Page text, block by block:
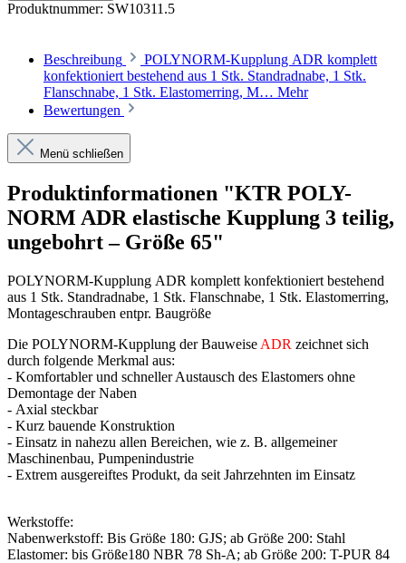
Produktnummer: SW10311.5
Beschreibung
POLYNORM-Kupplung ADR komplett
konfektioniert bestehend aus 1 Stk. Standradnabe, 1 Stk.
Flanschnabe, 1 Stk. Elastomerring, M… Mehr
Bewertungen
Menü schließen
Produktinformationen "KTR POLY-
NORM ADR elastische Kupplung 3 teilig,
ungebohrt – Größe 65"
POLYNORM-Kupplung ADR komplett konfektioniert bestehend
aus 1 Stk. Standradnabe, 1 Stk. Flanschnabe, 1 Stk. Elastomerring,
Montageschrauben entpr. Baugröße
Die POLYNORM-Kupplung der Bauweise ADR zeichnet sich
durch folgende Merkmal aus:
- Komfortabler und schneller Austausch des Elastomers ohne
Demontage der Naben
- Axial steckbar
- Kurz bauende Konstruktion
- Einsatz in nahezu allen Bereichen, wie z. B. allgemeiner
Maschinenbau, Pumpenindustrie
- Extrem ausgereiftes Produkt, da seit Jahrzehnten im Einsatz
Werkstoffe:
Nabenwerkstoff: Bis Größe 180: GJS; ab Größe 200: Stahl
Elastomer: bis Größe180 NBR 78 Sh-A; ab Größe 200: T-PUR 84